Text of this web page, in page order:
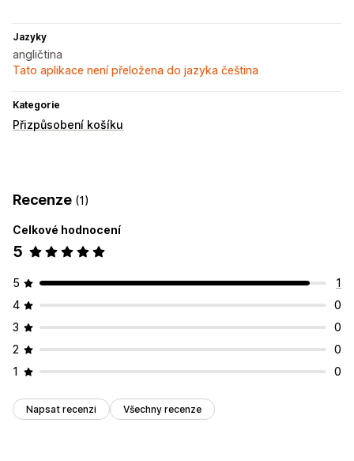
Jazyky
angličtina
Tato aplikace není přeložena do jazyka čeština
Kategorie
Přizpůsobení košíku
Recenze (1)
Celkové hodnocení
5
5
1
4
0
3
0
2
0
1
0
Napsat recenzi Všechny recenze